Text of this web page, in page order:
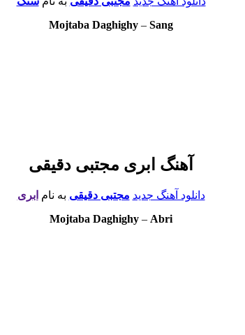
Mojtaba Daghighy – Sang
آهنگ ابری مجتبی دقیقی
دانلود آهنگ جدید مجتبی دقیقی به نام ابری
Mojtaba Daghighy – Abri